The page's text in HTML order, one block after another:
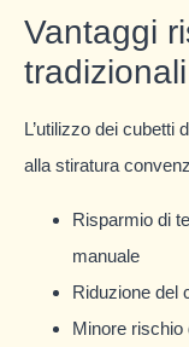
Vantaggi
tradizionali
L’utilizzo dei cubetti
alla stiratura
Risparmio di
manuale
Riduzione del
Minore rischio